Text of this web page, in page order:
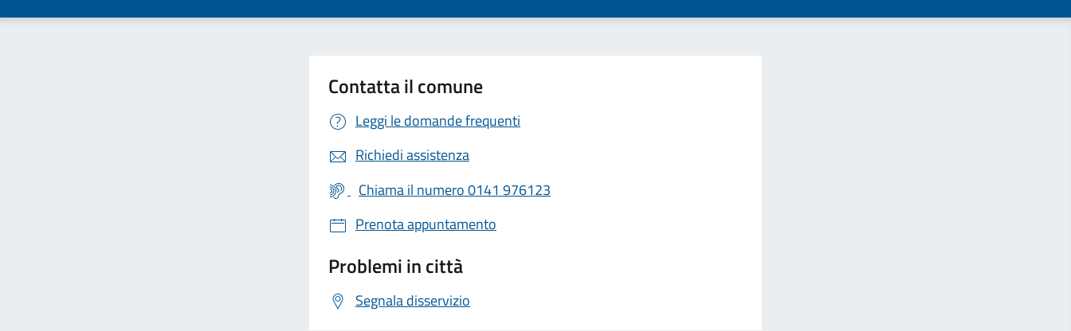
Contatta il comune
Leggi le domande frequenti
Richiedi assistenza
Chiama il numero 0141 976123
Prenota appuntamento
Problemi in città
Segnala disservizio